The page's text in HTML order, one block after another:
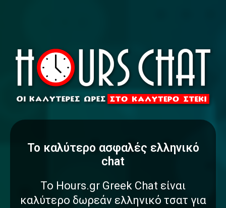
To καλύτερο ασφαλές ελληνικό
chat
Το Hours.gr Greek Chat είναι
καλύτερο δωρεάν ελληνικό τσατ για